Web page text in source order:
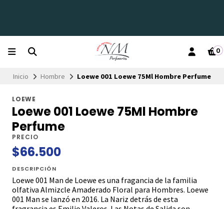
0
Inicio Hombre Loewe 001 Loewe 75Ml Hombre Perfume
LOEWE
Loewe 001 Loewe 75Ml Hombre
Perfume
PRECIO
$66.500
DESCRIPCIÓN
Loewe 001 Man de Loewe es una fragancia de la familia
olfativa Almizcle Amaderado Floral para Hombres. Loewe
001 Man se lanzó en 2016. La Nariz detrás de esta